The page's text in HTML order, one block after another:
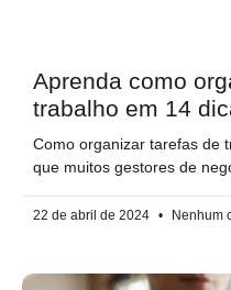
Aprenda como
trabalho em 14
Como organizar tarefas de
que muitos gestores de
22 de abril de 2024 Nenhum